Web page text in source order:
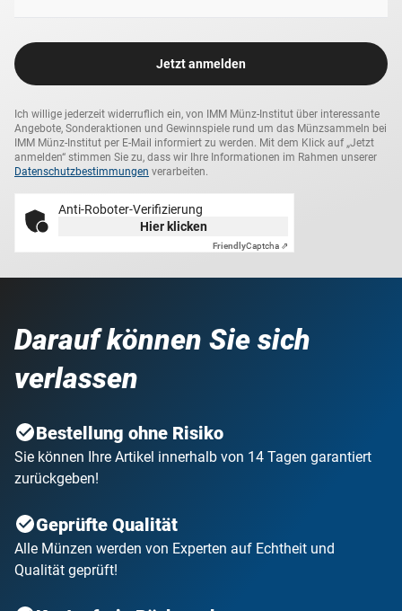
Jetzt anmelden
Ich willige jederzeit widerruflich ein, von IMM Münz-Institut über interessante
Angebote, Sonderaktionen und Gewinnspiele rund um das Münzsammeln bei
IMM Münz-Institut per E-Mail informiert zu werden. Mit dem Klick auf „Jetzt
anmelden“ stimmen Sie zu, dass wir Ihre Informationen im Rahmen unserer
Datenschutzbestimmungen verarbeiten.
Anti-Roboter-Verifizierung
Hier klicken
FriendlyCaptcha ⇗
Darauf können Sie sich
verlassen
Bestellung ohne Risiko
Sie können Ihre Artikel innerhalb von 14 Tagen garantiert
zurückgeben!
Geprüfte Qualität
Alle Münzen werden von Experten auf Echtheit und
Qualität geprüft!